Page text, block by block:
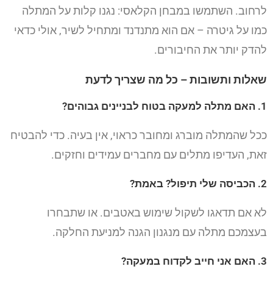
לרחוב. השתמשו במבחן הקלאסי: נגנו קלות על המתלה
כמו על גיטרה – אם הוא מתנדנד ומתחיל לשיר, אולי כדאי
להדק יותר את החיבורים.
שאלות ותשובות – כל מה שצריך לדעת
1. האם מתלה למעקה בטוח לבניינים גבוהים?
ככל שהמתלה מוברג ומחובר כראוי, אין בעיה. כדי להבטיח
זאת, העדיפו מתלים עם מחברים עמידים וחזקים.
2. הכביסה שלי תיפול? באמת?
לא אם תדאגו לשקול שימוש באטבים. או שתבחרו
בעצמכם מתלה עם מנגנון הגנה למניעת החלקה.
3. האם אני חייב לקדוח במעקה?